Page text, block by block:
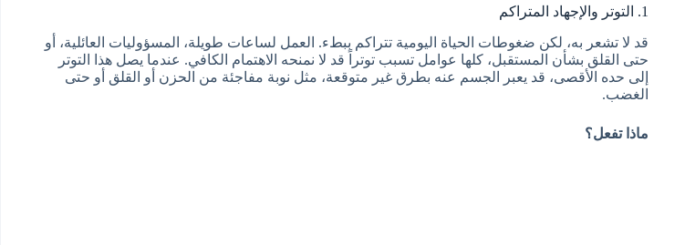
1. التوتر والإجهاد المتراكم
قد لا تشعر به، لكن ضغوطات الحياة اليومية تتراكم ببطء. العمل لساعات طويلة، المسؤوليات العائلية، أو
حتى القلق بشأن المستقبل، كلها عوامل تسبب توتراً قد لا نمنحه الاهتمام الكافي. عندما يصل هذا التوتر
إلى حده الأقصى، قد يعبر الجسم عنه بطرق غير متوقعة، مثل نوبة مفاجئة من الحزن أو القلق أو حتى
الغضب.
ماذا تفعل؟